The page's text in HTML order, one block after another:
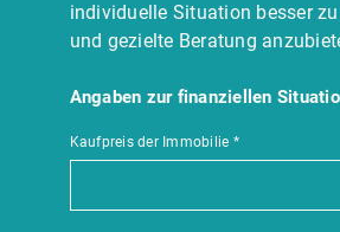
individuelle Situation besser
und gezielte Beratung
Angaben zur finanziellen
Kaufpreis der Immobilie *